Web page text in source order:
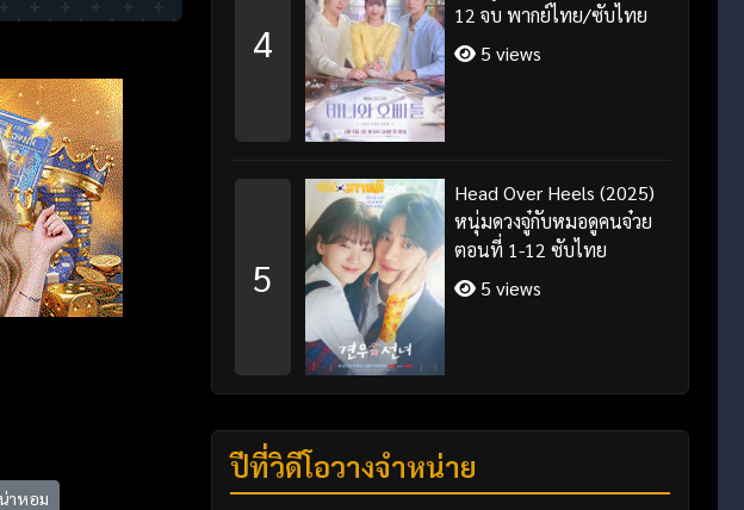
าหอม
4
12 จบ พากย์ไทย/ซับไทย
5 views
5
Head Over Heels (2025)
หนุ่มดวงจู๋กับหมอดูคนจ๋วย
ตอนที่ 1-12 ซับไทย
5 views
ปีที่วิดีโอวางจำหน่าย